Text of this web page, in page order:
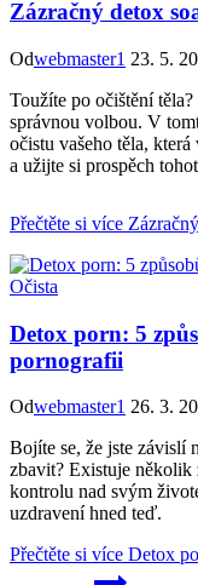
Zázračný detox
Odwebmaster1 23. 5.
Toužíte po očištění
správnou volbou. V
očistu vašeho těla,
a užijte si prospěch
Přečtěte si více
Očista
Detox porn: 5
pornografii
Odwebmaster1 26. 3.
Bojíte se, že jste závislí
zbavit? Existuje několik
kontrolu nad svým
uzdravení hned teď.
Přečtěte si více Detox